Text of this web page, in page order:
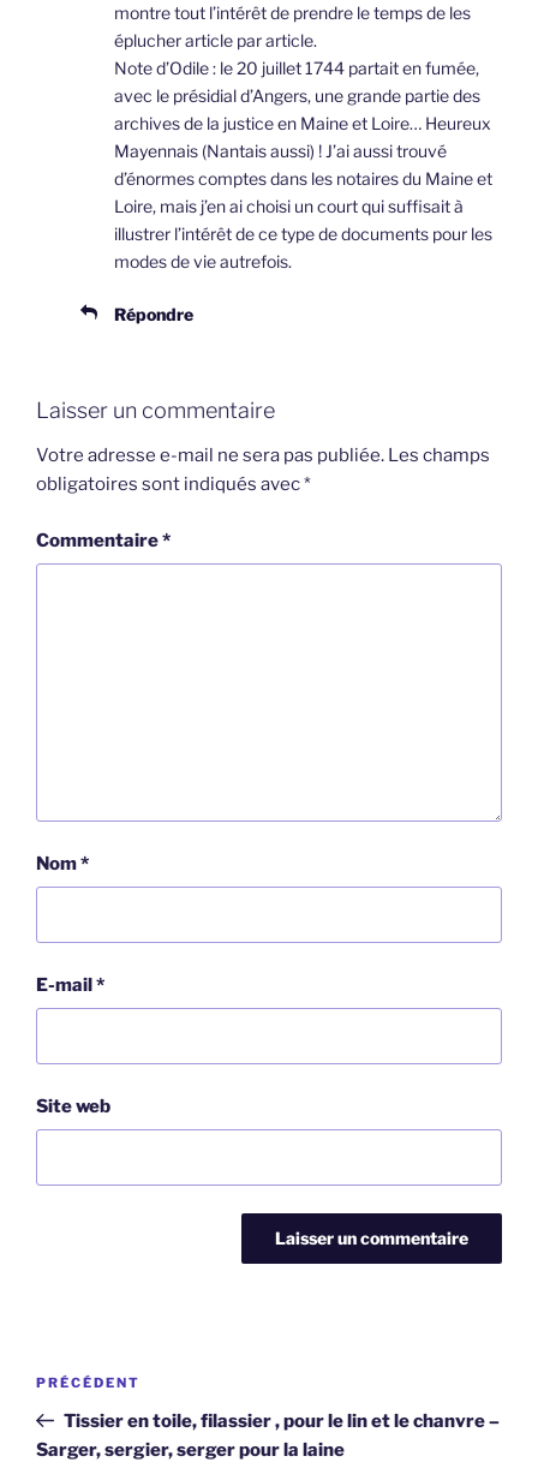
montre tout l’intérêt de prendre le temps de les
éplucher article par article.
Note d’Odile : le 20 juillet 1744 partait en fumée,
avec le présidial d’Angers, une grande partie des
archives de la justice en Maine et Loire… Heureux
Mayennais (Nantais aussi) ! J’ai aussi trouvé
d’énormes comptes dans les notaires du Maine et
Loire, mais j’en ai choisi un court qui suffisait à
illustrer l’intérêt de ce type de documents pour les
modes de vie autrefois.
Répondre
Laisser un commentaire
Votre adresse e-mail ne sera pas publiée. Les champs
obligatoires sont indiqués avec*
Commentaire*
Nom*
E-mail*
Site web
Navigation
l’article
Article
précédent
PRÉCÉDENT
Tissier en toile, filassier , pour le lin et le chanvre –
Sarger, sergier, serger pour la laine